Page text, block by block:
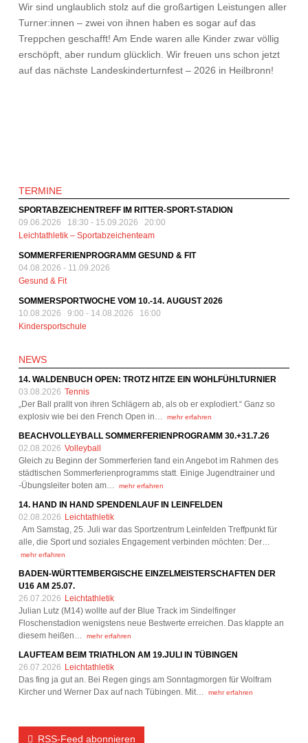
Wir sind unglaublich stolz auf die großartigen Leistungen aller
Turner:innen – zwei von ihnen haben es sogar auf das
Treppchen geschafft! Am Ende waren alle Kinder zwar völlig
erschöpft, aber rundum glücklich. Wir freuen uns schon jetzt
auf das nächste Landeskinderturnfest – 2026 in Heilbronn!
TERMINE
SPORTABZEICHENTREFF IM RITTER-SPORT-STADION
09.06.2026 18:30 - 15.09.2026 20:00
Leichtathletik – Sportabzeichenteam
SOMMERFERIENPROGRAMM GESUND & FIT
04.08.2026 - 11.09.2026
Gesund & Fit
SOMMERSPORTWOCHE VOM 10.-14. AUGUST 2026
10.08.2026 9:00 - 14.08.2026 16:00
Kindersportschule
NEWS
14. WALDENBUCH OPEN: TROTZ HITZE EIN WOHLFÜHLTURNIER
03.08.2026 Tennis
„Der Ball prallt von ihren Schlägern ab, als ob er explodiert.“ Ganz so
explosiv wie bei den French Open in…
mehr erfahren
BEACHVOLLEYBALL SOMMERFERIENPROGRAMM 30.+31.7.26
02.08.2026 Volleyball
Gleich zu Beginn der Sommerferien fand ein Angebot im Rahmen des
städtischen Sommerferienprogramms statt. Einige Jugendtrainer und
-Übungsleiter boten am…
mehr erfahren
14. HAND IN HAND SPENDENLAUF IN LEINFELDEN
02.08.2026 Leichtathletik
Am Samstag, 25. Juli war das Sportzentrum Leinfelden Treffpunkt für
alle, die Sport und soziales Engagement verbinden möchten: Der…
mehr erfahren
BADEN-WÜRTTEMBERGISCHE EINZELMEISTERSCHAFTEN DER
U16 AM 25.07.
26.07.2026 Leichtathletik
Julian Lutz (M14) wollte auf der Blue Track im Sindelfinger
Floschenstadion wenigstens neue Bestwerte erreichen. Das klappte an
diesem heißen…
mehr erfahren
LAUFTEAM BEIM TRIATHLON AM 19.JULI IN TÜBINGEN
26.07.2026 Leichtathletik
Das fing ja gut an. Bei Regen gings am Sonntagmorgen für Wolfram
Kircher und Werner Dax auf nach Tübingen. Mit…
mehr erfahren
RSS-Feed abonnieren